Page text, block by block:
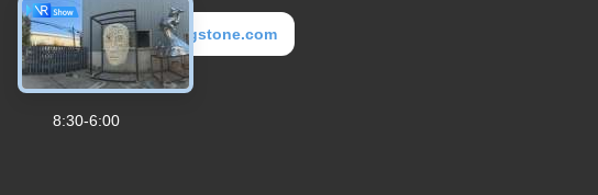
metal@wangstone.com
Arbeitszeit
8:30-6:00